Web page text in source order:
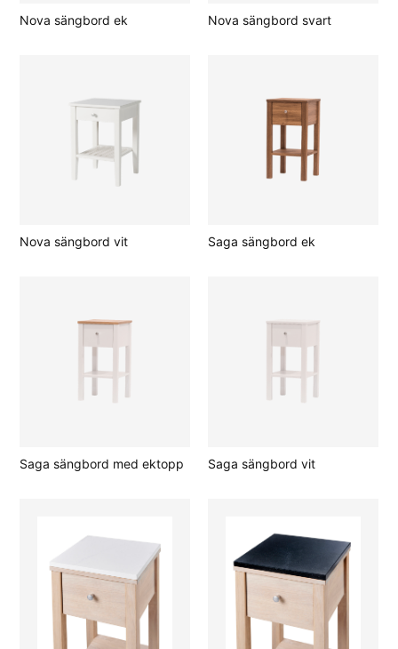
Nova sängbord ek Nova sängbord svart
Nova sängbord vit Saga sängbord ek
Saga sängbord med ektopp Saga sängbord vit